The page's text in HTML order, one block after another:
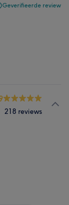
Geverifieerde review
218 reviews